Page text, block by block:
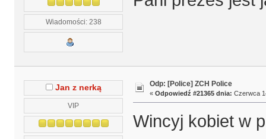
Wiadomości: 238
Jan z nerką
VIP
Odp: [Police] ZCH Police
« Odpowiedź #21365 dnia: Czerwca
Wincyj kobiet w